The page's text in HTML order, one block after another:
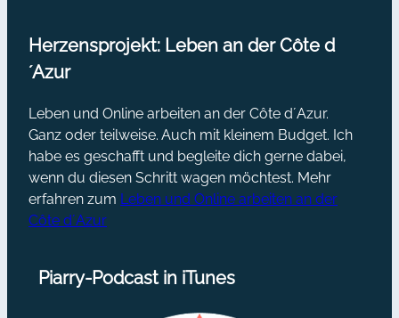
Herzensprojekt: Leben an der Côte d
´Azur
Leben und Online arbeiten an der Côte d´Azur.
Ganz oder teilweise. Auch mit kleinem Budget. Ich
habe es geschafft und begleite dich gerne dabei,
wenn du diesen Schritt wagen möchtest. Mehr
erfahren zum Leben und Online arbeiten an der
Côte d´Azur
Piarry-Podcast in iTunes